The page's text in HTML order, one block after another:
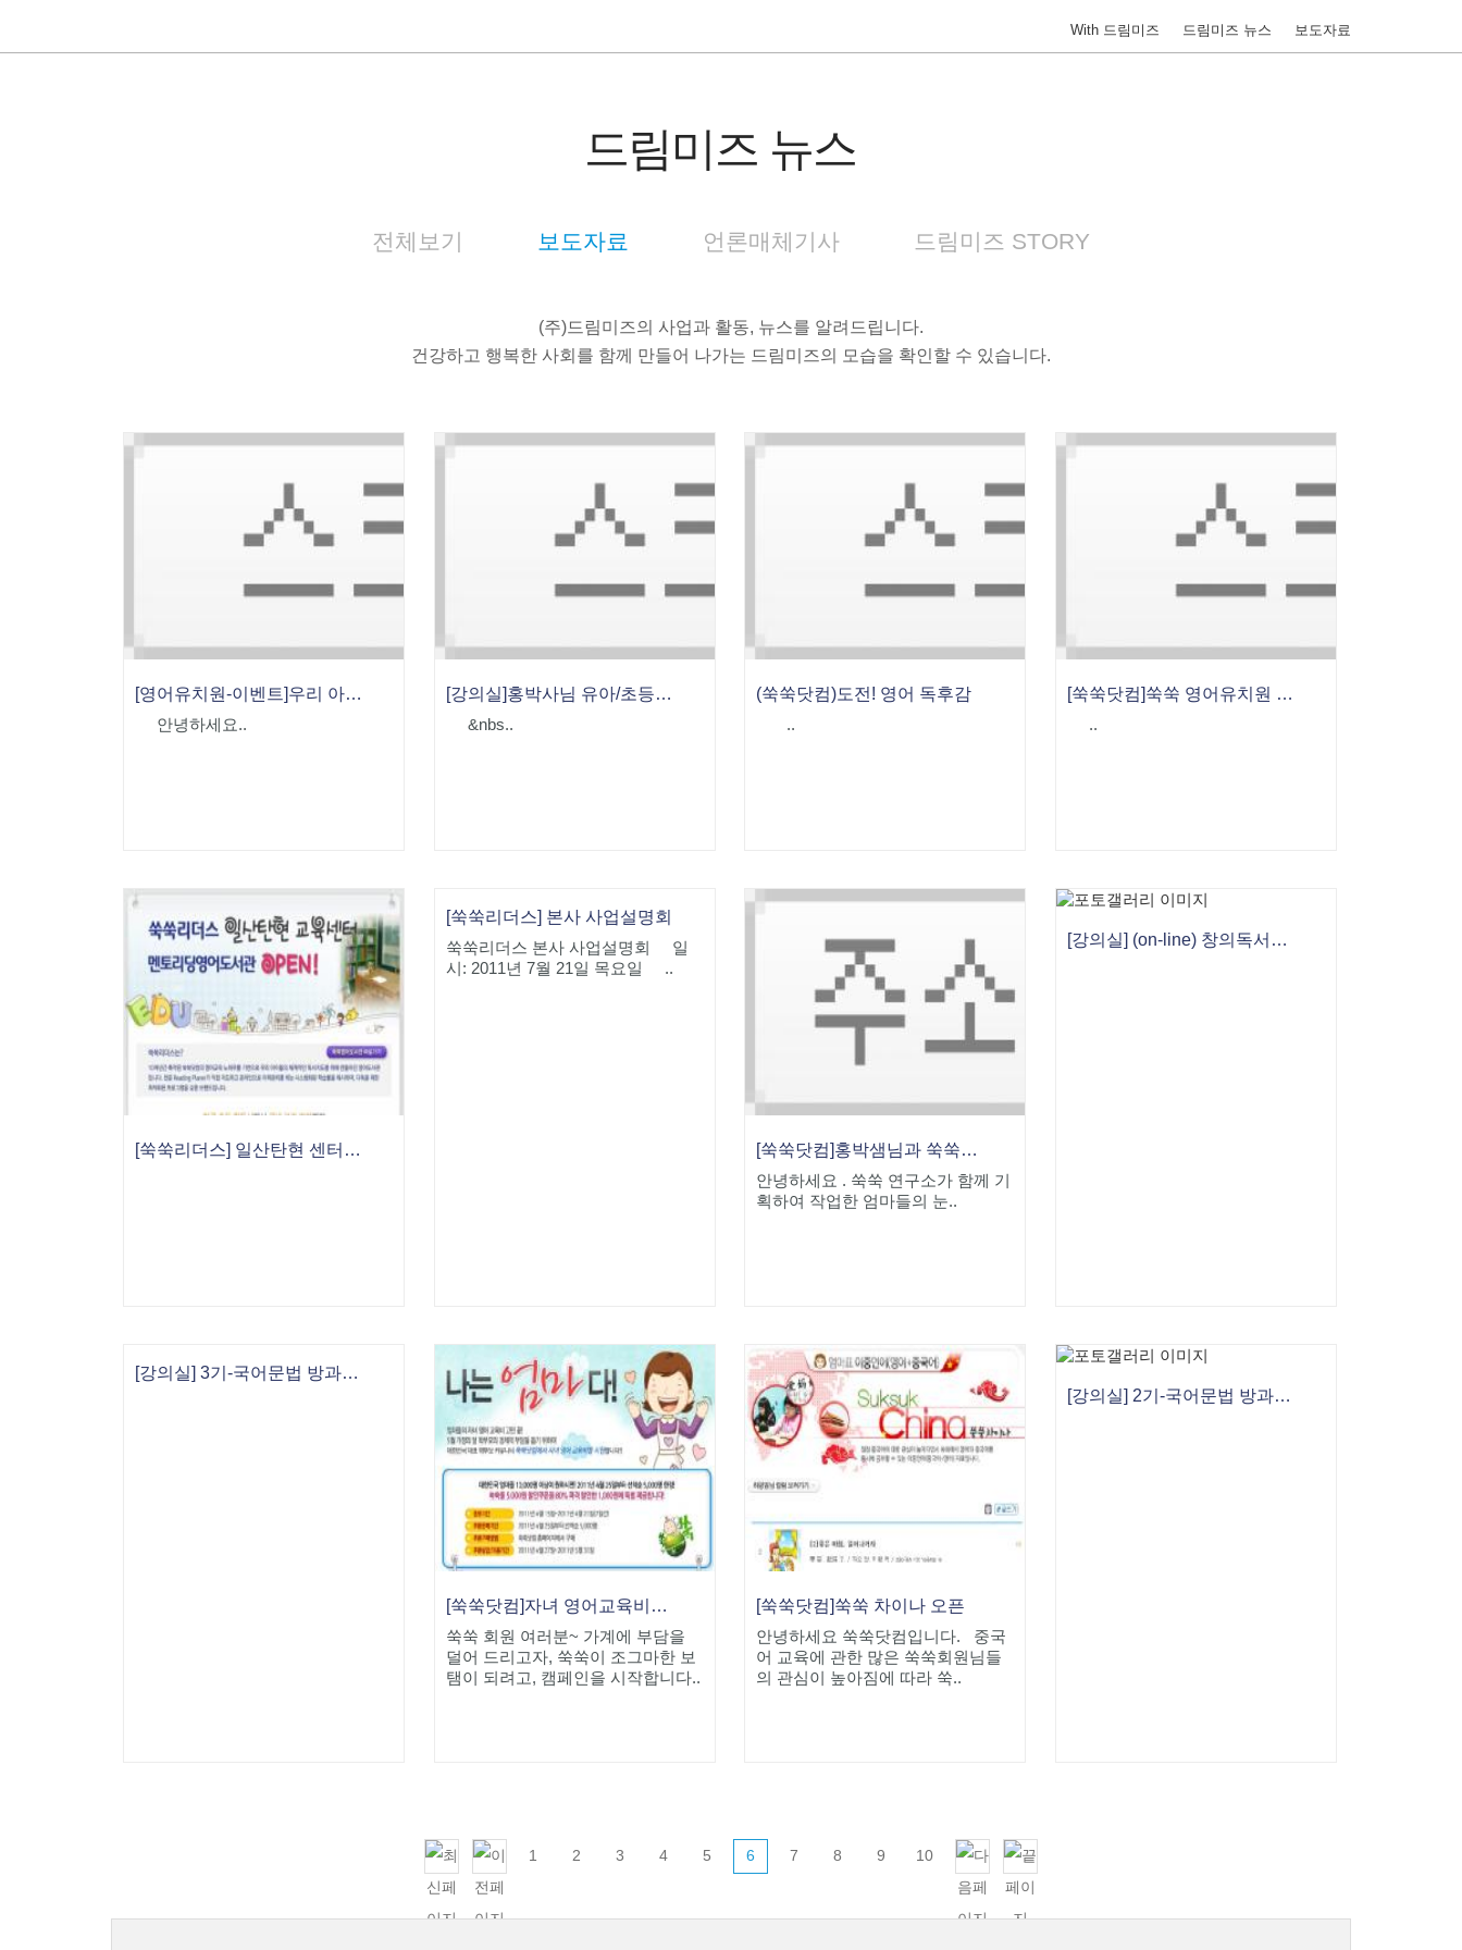
With 드림미즈 드림미즈 뉴스 보도자료
드림미즈 뉴스
전체보기 보도자료 언론매체기사 드림미즈 STORY
(주)드림미즈의 사업과 활동, 뉴스를 알려드립니다.
건강하고 행복한 사회를 함께 만들어 나가는 드림미즈의 모습을 확인할 수 있습니다.
[영어유치원-이벤트]우리 아이가 이렇게 달라졌어요!
안녕하세요..
[강의실]홍박사님 유아/초등 영어 말하기 지도법 세미나
&nbs..
(쑥쑥닷컴)도전! 영어 독후감
..
[쑥쑥닷컴]쑥쑥 영어유치원 가을학기 모집 시작
..
[쑥쑥리더스] 일산탄현 센터 오픈!
[쑥쑥리더스] 본사 사업설명회
쑥쑥리더스 본사 사업설명회 일
시: 2011년 7월 21일 목요일 ..
[쑥쑥닷컴]홍박샘님과 쑥쑥맘들이 함께 만든 '엄마표 생활영어 표현사전'
안녕하세요 . 쑥쑥 연구소가 함께 기
획하여 작업한 엄마들의 눈..
[강의실] (on-line) 창의독서지도사 양성과정
[강의실] 3기-국어문법 방과후지도사 1급 과정
[쑥쑥닷컴]자녀 영어교육비를 지원합니다
쑥쑥 회원 여러분~ 가계에 부담을
덜어 드리고자, 쑥쑥이 조그마한 보
탬이 되려고, 캠페인을 시작합니다..
[쑥쑥닷컴]쑥쑥 차이나 오픈
안녕하세요 쑥쑥닷컴입니다. 중국
어 교육에 관한 많은 쑥쑥회원님들
의 관심이 높아짐에 따라 쑥..
[강의실] 2기-국어문법 방과후지도사 1급 과정
1 2 3 4 5 6 7 8 9 10